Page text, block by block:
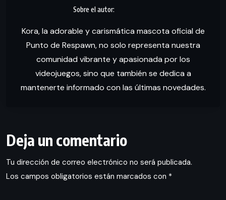
Kora, la adorable y carismática mascota oficial de
Punto de Respawn, no solo representa nuestra
comunidad vibrante y apasionada por los
videojuegos, sino que también se dedica a
mantenerte informado con las últimas novedades.
Deja un comentario
Tu dirección de correo electrónico no será publicada.
Los campos obligatorios están marcados con *